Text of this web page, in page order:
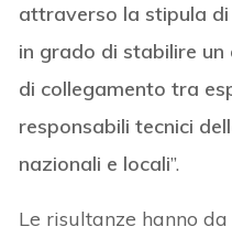
attraverso la stipula
in grado di stabilire
di collegamento tra
responsabili tecnici
nazionali e locali”.
Le risultanze hanno